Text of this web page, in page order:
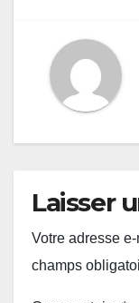
Laisser
Votre adresse
champs